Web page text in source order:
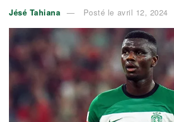
Jésé Tahiana Posté le avril 12, 2024